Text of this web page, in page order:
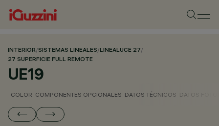
INTERIOR/SISTEMAS LINEALES/LINEALUCE 27/
27 SUPERFICIE FULL REMOTE
UE19
COLOR COMPONENTES OPCIONALES DATOS TÉCNICOS DATOS